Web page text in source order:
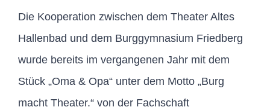
Die Kooperation zwischen dem Theater Altes
Hallenbad und dem Burggymnasium Friedberg
wurde bereits im vergangenen Jahr mit dem
Stück „Oma & Opa“ unter dem Motto „Burg
macht Theater.“ von der Fachschaft